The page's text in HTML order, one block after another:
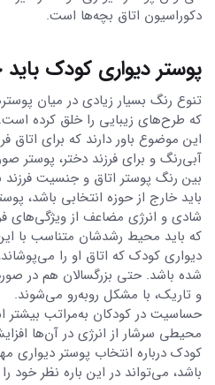
دکوراسیون اتاق بچه‌ها است.
پوستر دیواری کودک
تنوع رنگ بسیار زیادی در میان
که طرح‌های زیبایی را خلق کرده
این موضوع باور دارند که برای اتاق
آبی‌رنگ و برای فرزند دختر، پوستر
بین رنگ پوستر اتاق و جنسیت
باید خارج از حوزه انتخابی باشد،
شادی و انرژی مضاعف از ویژگی‌های
که باید محیط رشدشان متناسب با این
دیواری کودک که اتاق او را
شده باشد. حتی بزرگسالان هم در
و تاریک، با مشکل روبه‌رو می‌شوند.
حساسیت در کودکان به‌مراتب
محیطی سرشار از انرژی در آن‌ها
باشد، می‌تواند در این باره نظر خود